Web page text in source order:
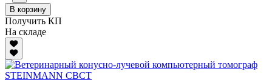
В корзину
Получить КП
На складе